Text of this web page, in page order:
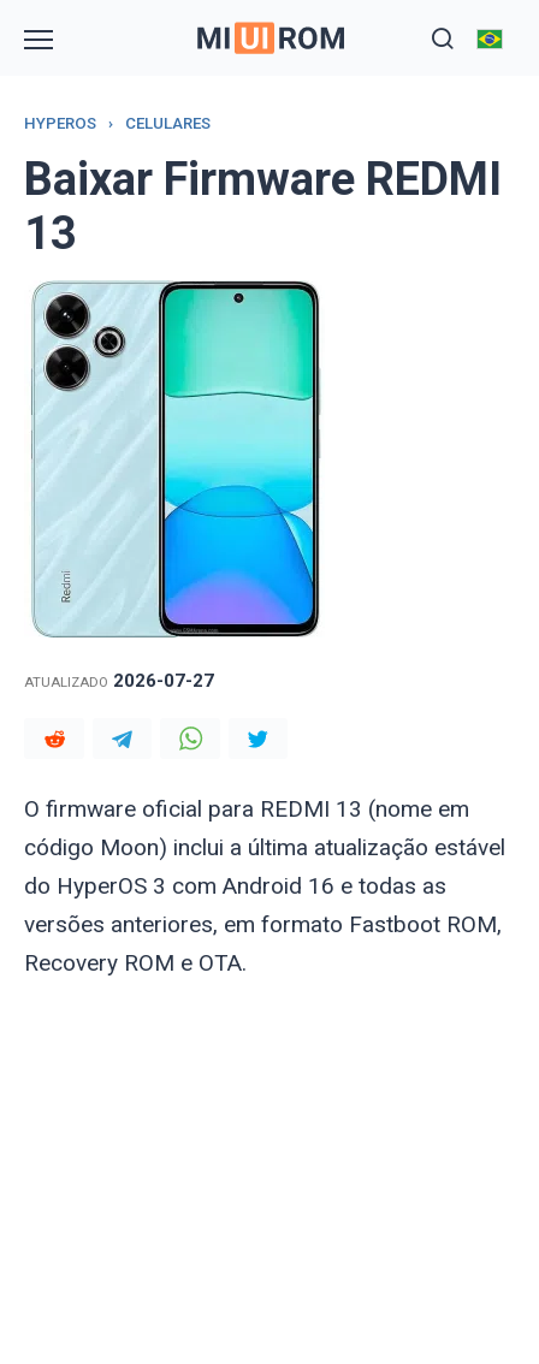
HYPEROS › CELULARES
Baixar Firmware REDMI
13
ATUALIZADO 2026-07-27
O firmware oficial para REDMI 13 (nome em
código Moon) inclui a última atualização estável
do HyperOS 3 com Android 16 e todas as
versões anteriores, em formato Fastboot ROM,
Recovery ROM e OTA.